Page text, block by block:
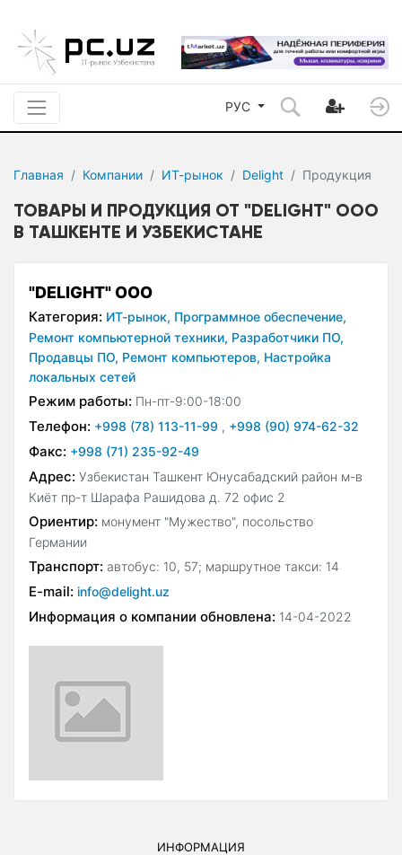
РУС
Главная Компании ИТ-рынок Delight Продукция
ТОВАРЫ И ПРОДУКЦИЯ ОТ "DELIGHT" ООО
В ТАШКЕНТЕ И УЗБЕКИСТАНЕ
"DELIGHT" ООО
Категория: ИТ-рынок, Программное обеспечение,
Ремонт компьютерной техники, Разработчики ПО,
Продавцы ПО, Ремонт компьютеров, Настройка
локальных сетей
Режим работы: Пн-пт-9:00-18:00
Телефон: +998 (78) 113-11-99 , +998 (90) 974-62-32
Факс: +998 (71) 235-92-49
Адрес: Узбекистан Ташкент Юнусабадский район м-в
Киёт пр-т Шарафа Рашидова д. 72 офис 2
Ориентир: монумент "Мужество", посольство
Германии
Транспорт: автобус: 10, 57; маршрутное такси: 14
E-mail: info@delight.uz
Информация о компании обновлена: 14-04-2022
ИНФОРМАЦИЯ